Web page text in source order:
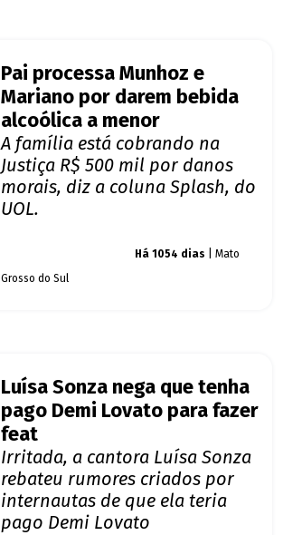
Pai processa Munhoz e
Mariano por darem bebida
alcoólica a menor
A família está cobrando na
Justiça R$ 500 mil por danos
morais, diz a coluna Splash, do
UOL.
Há 1054 dias | Mato
Grosso do Sul
Luísa Sonza nega que tenha
pago Demi Lovato para fazer
feat
Irritada, a cantora Luísa Sonza
rebateu rumores criados por
internautas de que ela teria
pago Demi Lovato